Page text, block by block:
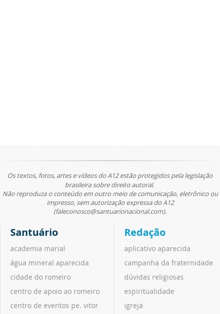
Os textos, fotos, artes e vídeos do A12 estão protegidos pela legislação
brasileira sobre direito autoral.
Não reproduza o conteúdo em outro meio de comunicação, eletrônico ou
impresso, sem autorização expressa do A12
(faleconosco@santuarionacional.com).
Santuário
academia marial
água mineral aparecida
cidade do romeiro
centro de apoio ao romeiro
centro de eventos pe. vitor
Redação
aplicativo aparecida
campanha da fraternidade
dúvidas religiosas
espiritualidade
igreja